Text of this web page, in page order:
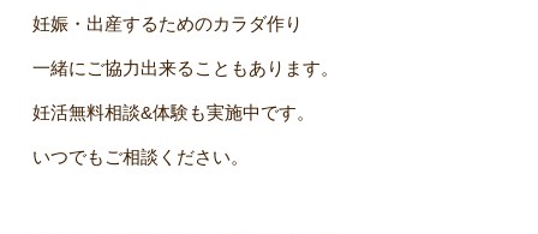
妊娠・出産するためのカラダ作り
一緒にご協力出来ることもあります。
妊活無料相談&体験も実施中です。
いつでもご相談ください。